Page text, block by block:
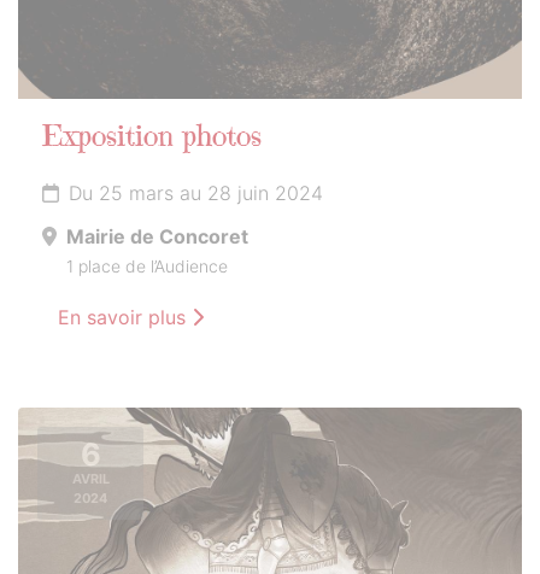
Exposition photos
Du 25 mars au 28 juin 2024
Mairie de Concoret
1 place de l’Audience
En savoir plus
6
AVRIL
2024